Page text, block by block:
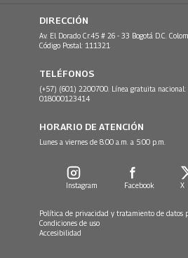
DIRECCIÓN
Av. El Dorado Cr.45 # 26 - 33 Bogotá D.C.
Código Postal: 111321
TELÉFONOS
(+57) (601) 2200700. Línea gratuita nacional:
018000123414
HORARIO DE ATENCIÓN
Lunes a viernes de 8:00 a.m. a 5:00 p.m.
Instagram Facebook X
Política de privacidad y tratamiento de datos
Condiciones de uso
Accesibilidad